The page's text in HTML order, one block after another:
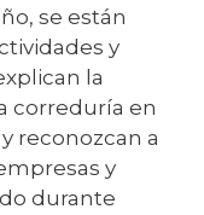
se están
y
la
correduría en
reconozcan a
y
durante